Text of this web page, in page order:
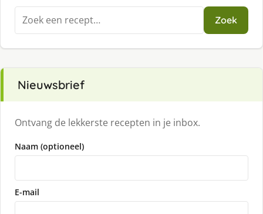
Zoeken
naar:
Zoek
Nieuwsbrief
Ontvang de lekkerste recepten in je inbox.
Naam (optioneel)
E-mail